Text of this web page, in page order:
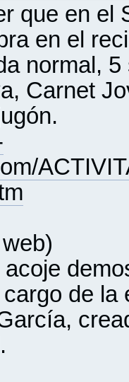
que en el
en el
normal,
Carnet
de la